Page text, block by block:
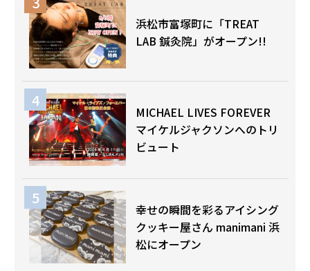
浜松市富塚町に「TREAT
LAB 鍼灸院」がオープン!!
MICHAEL LIVES FOREVER
マイケルジャクソンへのトリ
ビュート
幸せの瞬間を彩るアイシング
クッキー屋さん manimani 浜
松にオープン